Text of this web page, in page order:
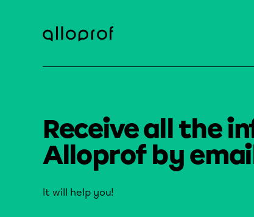
Receive all the
Alloprof by
It will help you!